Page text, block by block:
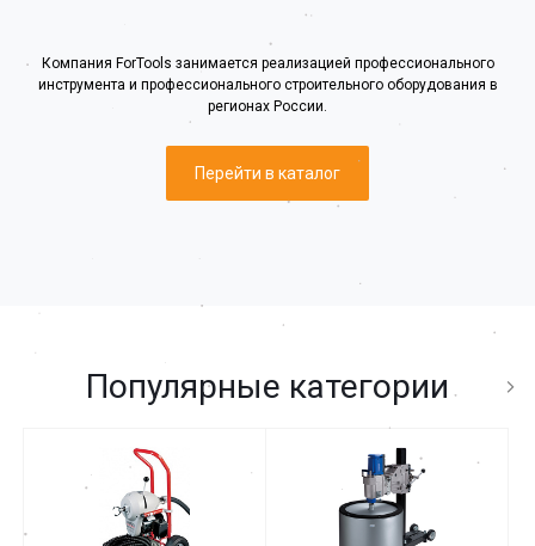
Компания ForTools занимается реализацией профессионального
инструмента и профессионального строительного оборудования в
регионах России.
Перейти в каталог
Популярные категории